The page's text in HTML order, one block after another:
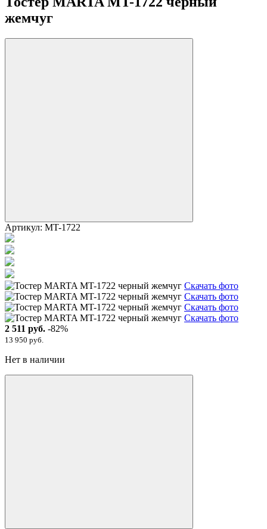
жемчуг
Артикул: MT-1722
Скачать фото
Скачать фото
Скачать фото
Скачать фото
2 511 руб. -82%
13 950 руб.
Нет в наличии